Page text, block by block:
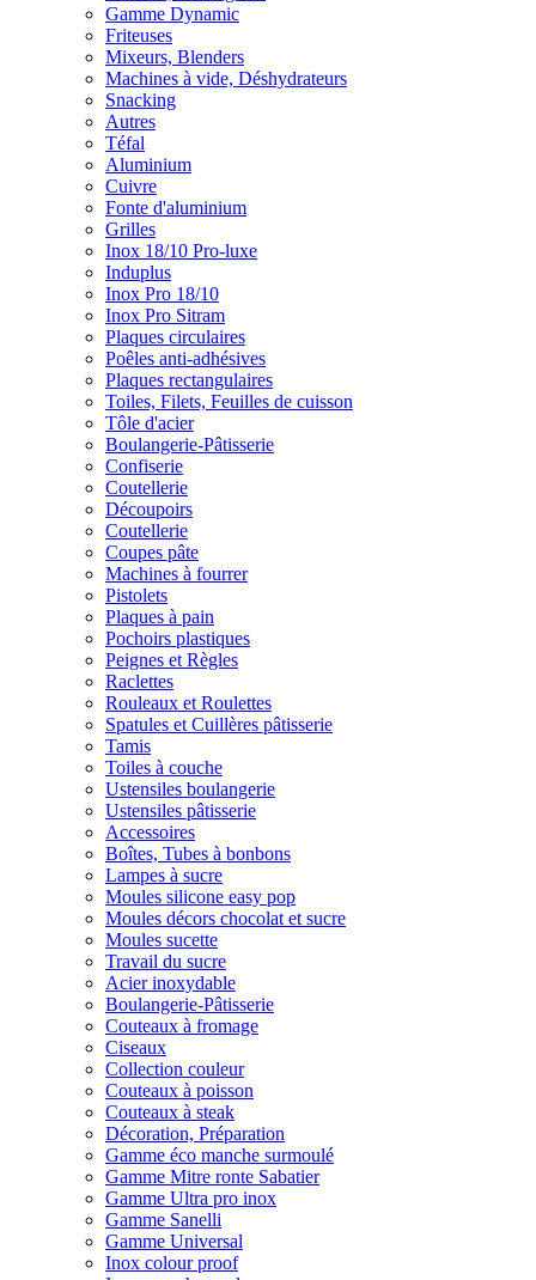
Gamme Dynamic
Friteuses
Mixeurs, Blenders
Machines à vide, Déshydrateurs
Snacking
Autres
Téfal
Aluminium
Cuivre
Fonte d'aluminium
Grilles
Inox 18/10 Pro-luxe
Induplus
Inox Pro 18/10
Inox Pro Sitram
Plaques circulaires
Poêles anti-adhésives
Plaques rectangulaires
Toiles, Filets, Feuilles de cuisson
Tôle d'acier
Boulangerie-Pâtisserie
Confiserie
Coutellerie
Découpoirs
Coutellerie
Coupes pâte
Machines à fourrer
Pistolets
Plaques à pain
Pochoirs plastiques
Peignes et Règles
Raclettes
Rouleaux et Roulettes
Spatules et Cuillères pâtisserie
Tamis
Toiles à couche
Ustensiles boulangerie
Ustensiles pâtisserie
Accessoires
Boîtes, Tubes à bonbons
Lampes à sucre
Moules silicone easy pop
Moules décors chocolat et sucre
Moules sucette
Travail du sucre
Acier inoxydable
Boulangerie-Pâtisserie
Couteaux à fromage
Ciseaux
Collection couleur
Couteaux à poisson
Couteaux à steak
Décoration, Préparation
Gamme éco manche surmoulé
Gamme Mitre ronte Sabatier
Gamme Ultra pro inox
Gamme Sanelli
Gamme Universal
Inox colour proof